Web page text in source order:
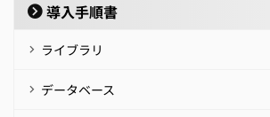
導入手順書
ライブラリ
データベース